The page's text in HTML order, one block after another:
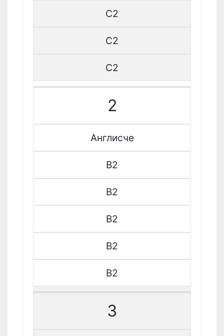
C2
C2
C2
2
Англисче
B2
B2
B2
B2
B2
3